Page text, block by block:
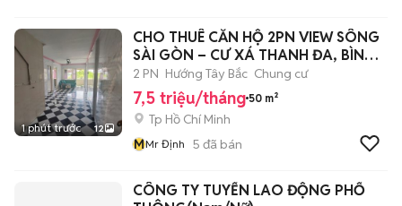
1 phút trước 12
CHO THUÊ CĂN HỘ 2PN VIEW SÔNG
SÀI GÒN – CƯ XÁ THANH ĐA, BÌNH
THẠNH
2 PN Hướng Tây Bắc Chung cư
7,5 triệu/tháng 50 m²
Tp Hồ Chí Minh
MMr Định 5 đã bán
CÔNG TY TUYỂN LAO ĐỘNG PHỔ